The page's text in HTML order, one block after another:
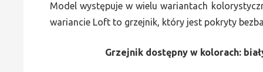
Model występuje w wielu wariantach
wariancie Loft to grzejnik, który jest pokryty
Grzejnik dostępny w kolorach: